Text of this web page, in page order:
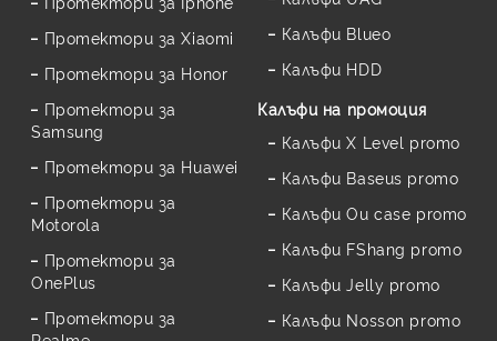
Протектори за Xiaomi
Протектори за Honor
Протектори за
Samsung
Протектори за Huawei
Протектори за
Motorola
Протектори за
OnePlus
Протектори за
Калъфи Blueo
Калъфи HDD
Калъфи на промоция
Калъфи X Level promo
Калъфи Baseus promo
Калъфи Ou case promo
Калъфи FShang promo
Калъфи Jelly promo
Калъфи Nosson promo